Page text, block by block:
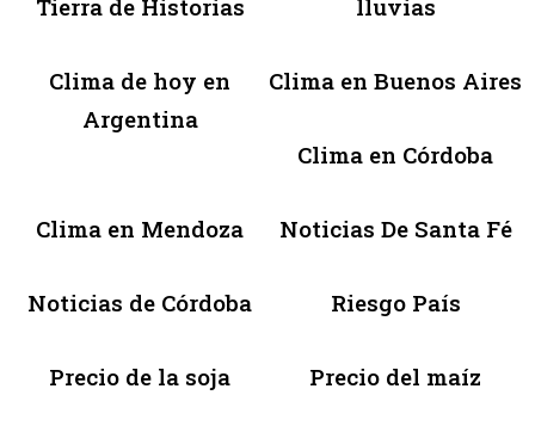
Tierra de Historias lluvias
Clima de hoy en
Argentina
Clima en Buenos Aires
Clima en Córdoba
Clima en Mendoza Noticias De Santa Fé
Noticias de Córdoba Riesgo País
Precio de la soja Precio del maíz